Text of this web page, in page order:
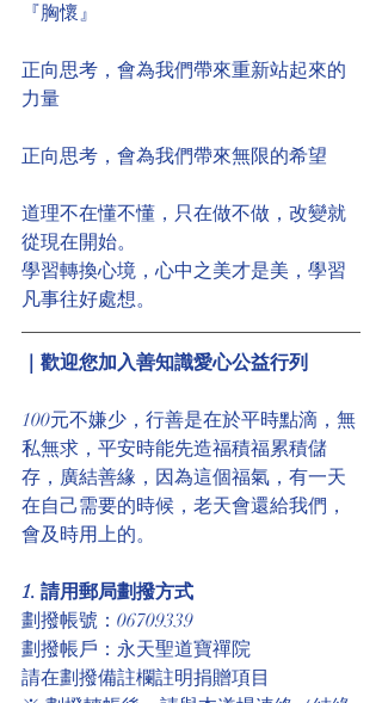
『胸懷』
正向思考，會為我們帶來重新站起來的
力量
正向思考，會為我們帶來無限的希望
道理不在懂不懂，只在做不做，改變就
從現在開始。
學習轉換心境，心中之美才是美，學習
凡事往好處想。
｜歡迎您加入善知識愛心公益行列
100元不嫌少，行善是在於平時點滴，無
私無求，平安時能先造福積福累積儲
存，廣結善緣，因為這個福氣，有一天
在自己需要的時候，老天會還給我們，
會及時用上的。
1. 請用郵局劃撥方式
劃撥帳號：06709339
劃撥帳戶：永天聖道寶禪院
請在劃撥備註欄註明捐贈項目